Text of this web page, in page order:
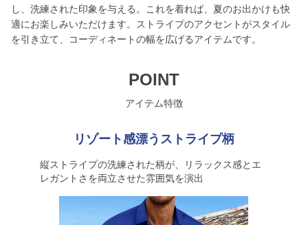
し、洗練された印象を与える。これを着れば、夏のお出かけも快
適にお楽しみいただけます。ストライプのアクセントがスタイル
を引き立て、コーディネートの幅を広げるアイテムです。
POINT
アイテム特徴
リゾート感漂うストライプ柄
縦ストライプの洗練された柄が、リラックス感とエ
レガントさを両立させた雰囲気を演出